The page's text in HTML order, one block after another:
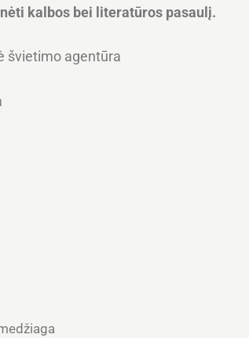
kalbos bei literatūros pasaulį.
švietimo agentūra